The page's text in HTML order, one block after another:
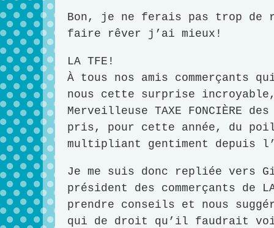
Bon, je ne ferais pas trop de
faire rêver j’ai mieux!
LA TFE!
À tous nos amis commerçants
nous cette surprise
Merveilleuse TAXE FONCIÈRE des
pris, pour cette année, du
multipliant gentiment depuis
Je me suis donc repliée vers
président des commerçants de
prendre conseils et nous
qui de droit qu’il faudrait